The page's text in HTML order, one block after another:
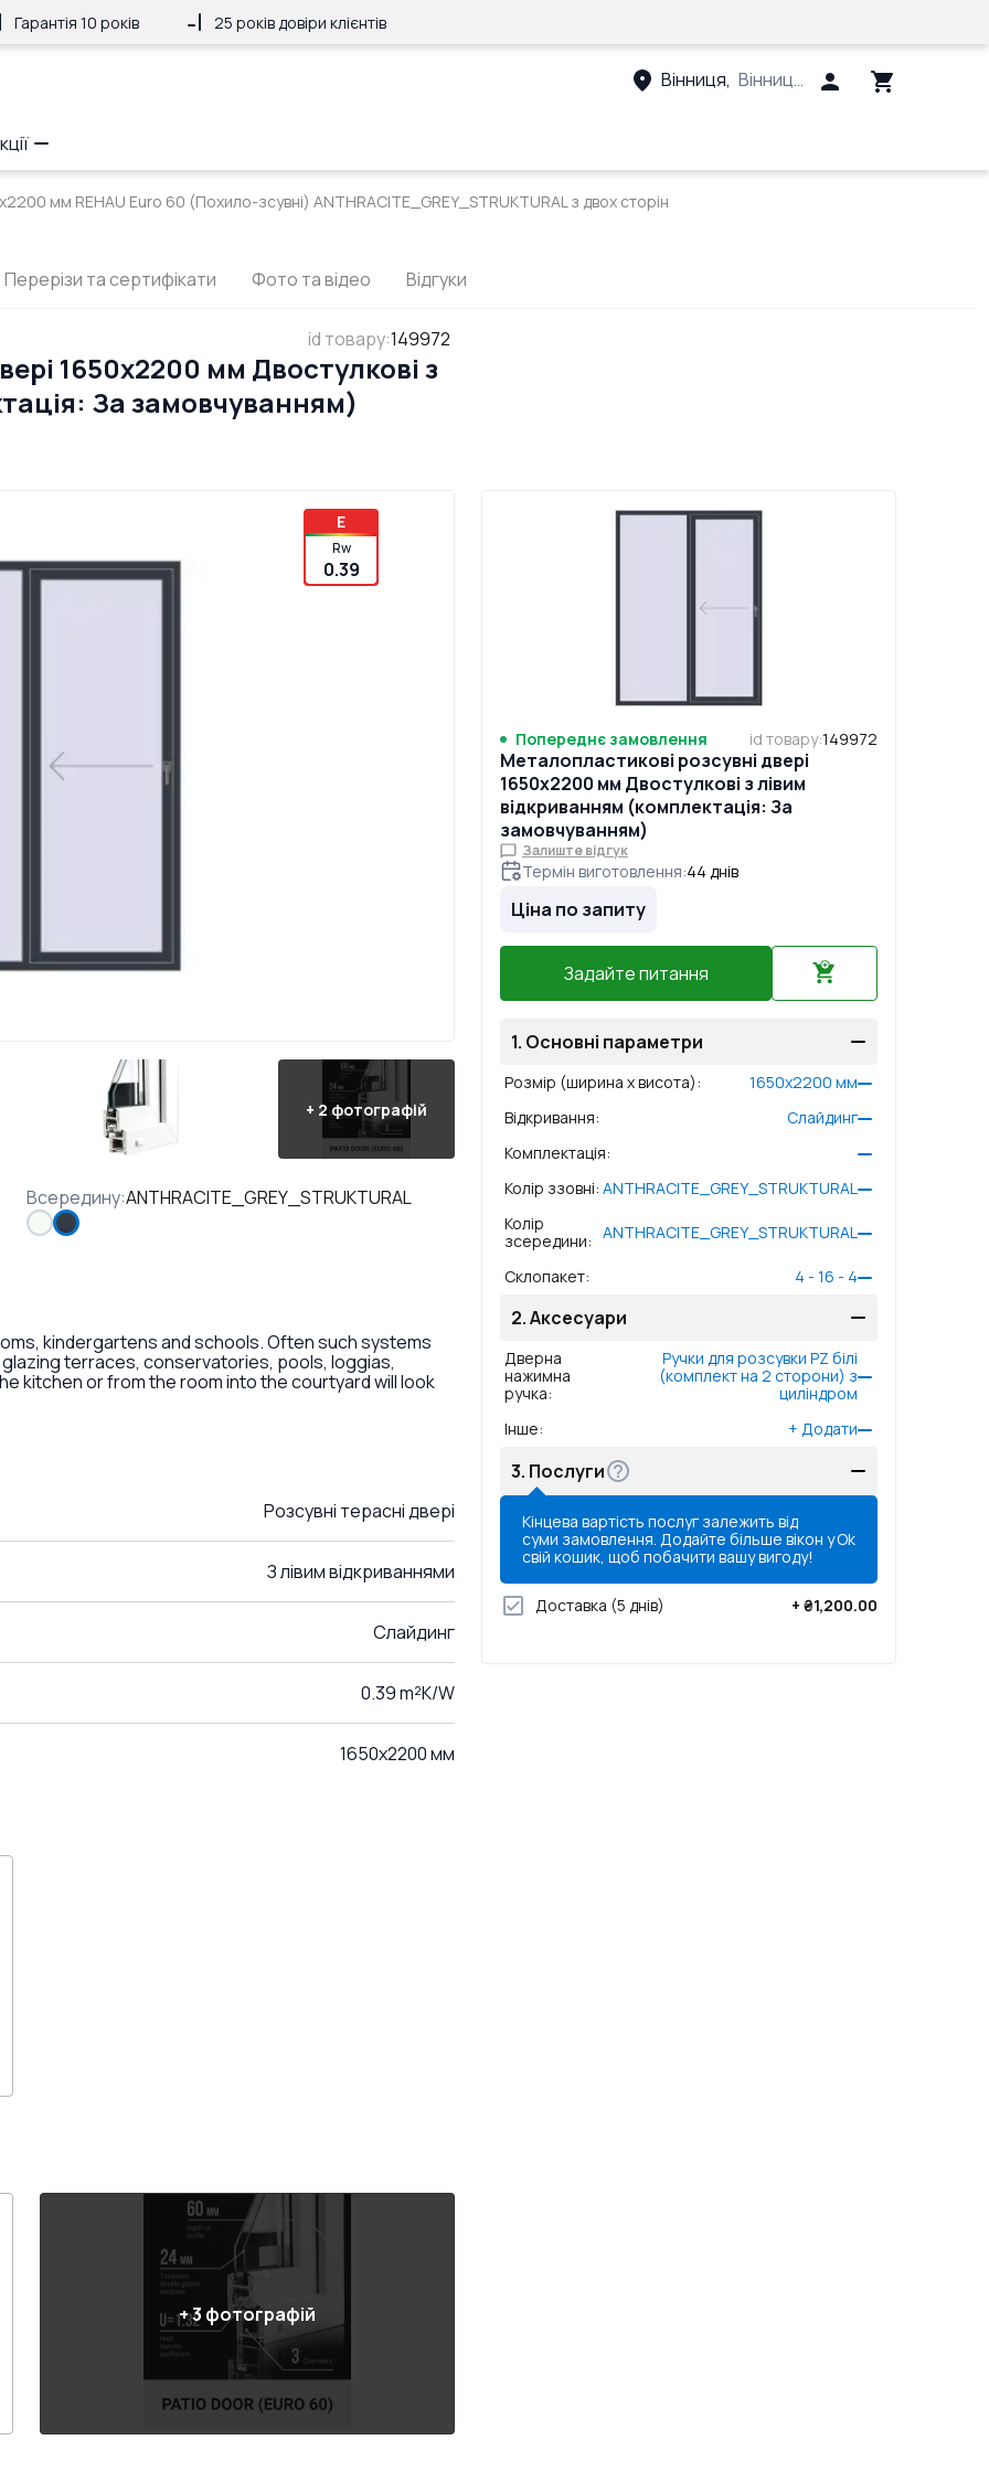
Гарантія 10 років 25 років довіри клієнтів
Вінниця, Вінницький район, Вінницька
мм REHAU Euro 60 (Похило-зсувні) ANTHRACITE_GREY_STRUKTURAL з двох сторін
Перерізи та сертифікати Фото та відео Відгуки
id товару:149972
1650x2200 мм Двостулкові з
За замовчуванням)
E
Rw
0.39
+ 2 фотографій
Всередину:ANTHRACITE_GREY_STRUKTURAL
kindergartens and schools. Often such systems
terraces, conservatories, pools, loggias,
kitchen or from the room into the courtyard will look
Розсувні терасні двері
З лівим відкриваннями
Слайдинг
0.39 m²K/W
1650x2200 мм
+3 фотографій
Попереднє замовлення id товару:149972
Металопластикові розсувні двері
1650x2200 мм Двостулкові з лівим
відкриванням (комплектація: За
замовчуванням)
Залиште відгук
Термін виготовлення:44 днів
Ціна по запиту
Задайте питання
1. Основні параметри
Розмір (ширина x висота): 1650x2200 мм
Відкривання:
Слайдинг
Комплектація:
Колір ззовні: ANTHRACITE_GREY_STRUKTURAL
Колір
зсередини: ANTHRACITE_GREY_STRUKTURAL
Склопакет: 4 - 16 - 4
2.Аксесуари
Дверна
нажимна
ручка:
Ручки для розсувки PZ білі
(комплект на 2 сторони) з
циліндром
Інше: + Додати
3. Послуги
Кінцева вартість послуг залежить від
суми замовлення. Додайте більше вікон у
свій кошик, щоб побачити вашу вигоду!
Ok
Доставка (5 днів) + ₴1,200.00